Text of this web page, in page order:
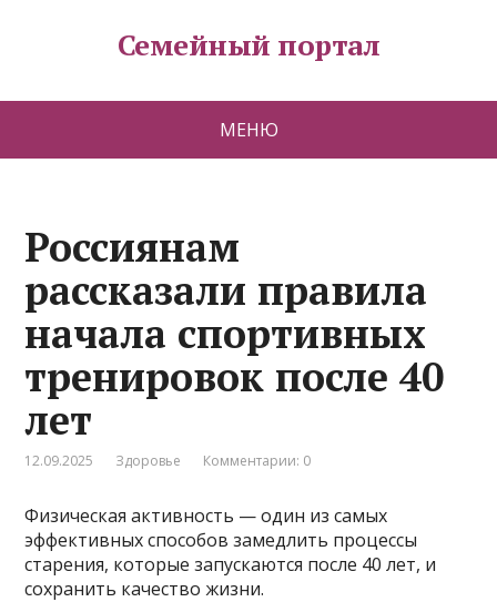
Семейный портал
МЕНЮ
Россиянам
рассказали правила
начала спортивных
тренировок после 40
лет
12.09.2025 Здоровье Комментарии: 0
Физическая активность — один из самых
эффективных способов замедлить процессы
старения, которые запускаются после 40 лет, и
сохранить качество жизни.